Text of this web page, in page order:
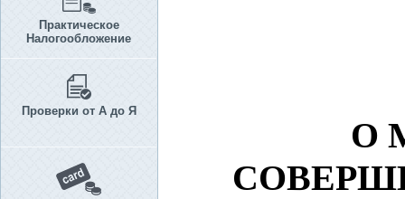
Практическое
Налогообложение
Проверки от А до Я
О